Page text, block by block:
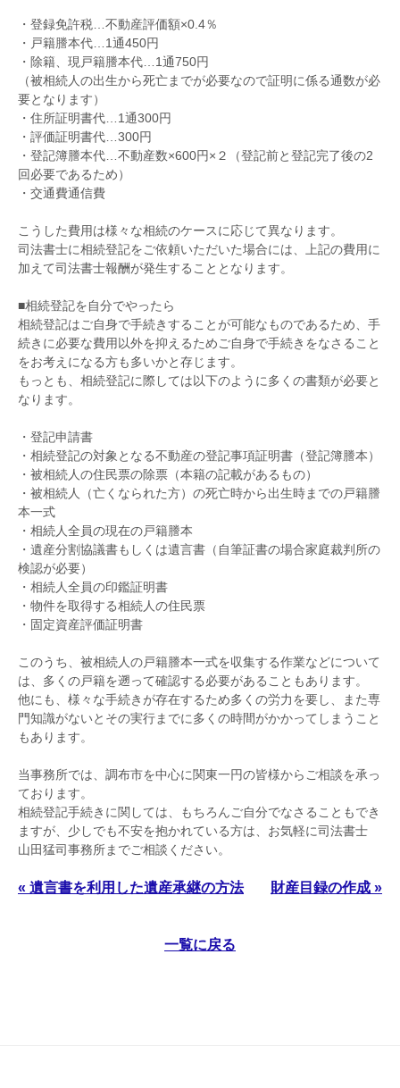
・登録免許税…不動産評価額×0.4％
・戸籍謄本代…1通450円
・除籍、現戸籍謄本代…1通750円
（被相続人の出生から死亡までが必要なので証明に係る通数が必
要となります）
・住所証明書代…1通300円
・評価証明書代…300円
・登記簿謄本代…不動産数×600円×２（登記前と登記完了後の2
回必要であるため）
・交通費通信費
こうした費用は様々な相続のケースに応じて異なります。
司法書士に相続登記をご依頼いただいた場合には、上記の費用に
加えて司法書士報酬が発生することとなります。
■相続登記を自分でやったら
相続登記はご自身で手続きすることが可能なものであるため、手
続きに必要な費用以外を抑えるためご自身で手続きをなさること
をお考えになる方も多いかと存じます。
もっとも、相続登記に際しては以下のように多くの書類が必要と
なります。
・登記申請書
・相続登記の対象となる不動産の登記事項証明書（登記簿謄本）
・被相続人の住民票の除票（本籍の記載があるもの）
・被相続人（亡くなられた方）の死亡時から出生時までの戸籍謄
本一式
・相続人全員の現在の戸籍謄本
・遺産分割協議書もしくは遺言書（自筆証書の場合家庭裁判所の
検認が必要）
・相続人全員の印鑑証明書
・物件を取得する相続人の住民票
・固定資産評価証明書
このうち、被相続人の戸籍謄本一式を収集する作業などについて
は、多くの戸籍を遡って確認する必要があることもあります。
他にも、様々な手続きが存在するため多くの労力を要し、また専
門知識がないとその実行までに多くの時間がかかってしまうこと
もあります。
当事務所では、調布市を中心に関東一円の皆様からご相談を承っ
ております。
相続登記手続きに関しては、もちろんご自分でなさることもでき
ますが、少しでも不安を抱かれている方は、お気軽に司法書士
山田猛司事務所までご相談ください。
« 遺言書を利用した遺産承継の方法 財産目録の作成 »
一覧に戻る